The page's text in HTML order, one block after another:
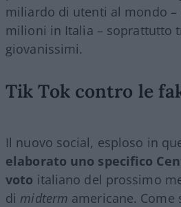
miliardo di utenti al mondo –
milioni in Italia – soprattutto
giovanissimi.
Tik Tok contro le
Il nuovo social, esploso in
elaborato uno specifico
voto italiano del prossimo
di midterm americane. Come